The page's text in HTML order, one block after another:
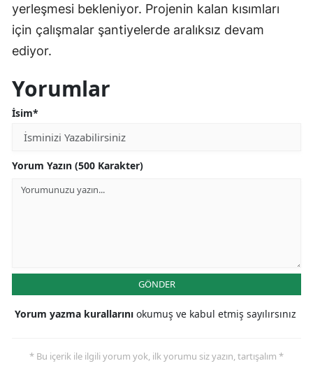
yerleşmesi bekleniyor. Projenin kalan kısımları
için çalışmalar şantiyelerde aralıksız devam
ediyor.
Yorumlar
İsim*
Yorum Yazın (500 Karakter)
GÖNDER
Yorum yazma kurallarını okumuş ve kabul etmiş sayılırsınız
* Bu içerik ile ilgili yorum yok, ilk yorumu siz yazın, tartışalım *